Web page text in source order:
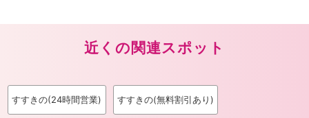
近くの関連スポット
すすきの(24時間営業) すすきの(無料割引あり)